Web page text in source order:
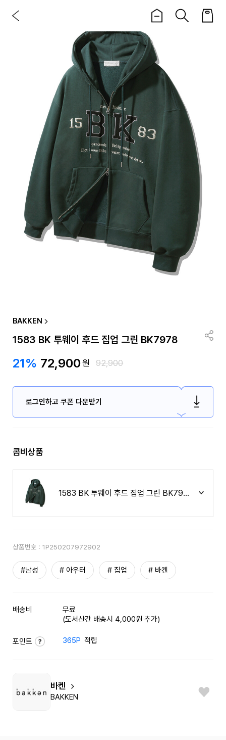
BAKKEN
1583 BK 투웨이 후드 집업 그린 BK7978
21% 72,900원 92,900
로그인하고 쿠폰 다운받기
콤비상품
1583 BK 투웨이 후드 집업 그린 BK7978
상품번호 : 1P250207972902
#남성 # 아우터 # 집업 # 바켄
배송비
무료
(도서산간 배송시 4,000원 추가)
포인트 365P 적립
바켄
BAKKEN